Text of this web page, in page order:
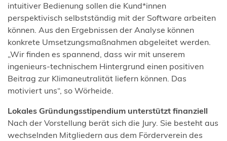
intuitiver Bedienung sollen die Kund*innen
perspektivisch selbstständig mit der Software arbeiten
können. Aus den Ergebnissen der Analyse können
konkrete Umsetzungsmaßnahmen abgeleitet werden.
„Wir finden es spannend, dass wir mit unserem
ingenieurs-technischem Hintergrund einen positiven
Beitrag zur Klimaneutralität liefern können. Das
motiviert uns“, so Wörheide.
Lokales Gründungsstipendium unterstützt finanziell
Nach der Vorstellung berät sich die Jury. Sie besteht aus
wechselnden Mitgliedern aus dem Förderverein des